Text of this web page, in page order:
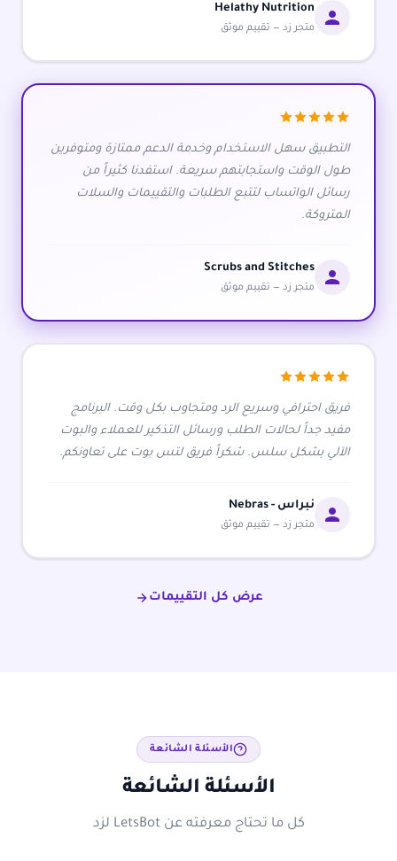
Helathy Nutrition
متجر زد — تقييم موثق
التطبيق سهل الاستخدام وخدمة الدعم ممتازة ومتوفرين
طول الوقت واستجابتهم سريعة. استفدنا كثيراً من
رسائل الواتساب لتتبع الطلبات والتقييمات والسلات
المتروكة.
Scrubs and Stitches
متجر زد — تقييم موثق
فريق احترافي وسريع الرد ومتجاوب بكل وقت. البرنامج
مفيد جداً لحالات الطلب ورسائل التذكير للعملاء والبوت
الآلي بشكل سلس. شكراً فريق لتس بوت على تعاونكم.
نبراس - Nebras
متجر زد — تقييم موثق
عرض كل التقييمات
الأسئلة الشائعة
الأسئلة الشائعة
كل ما تحتاج معرفته عن LetsBot لزد